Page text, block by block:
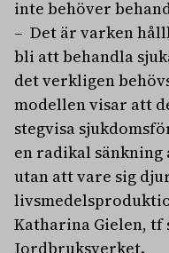
inte behöver
– Det är varken
bli att behandla
det verkligen
modellen visar att
stegvisa
en radikal
utan att vare sig
Katharina Gielen, tf
Jordbruksverket.